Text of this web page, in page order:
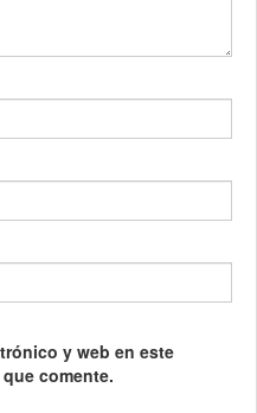
y web en este
comente.